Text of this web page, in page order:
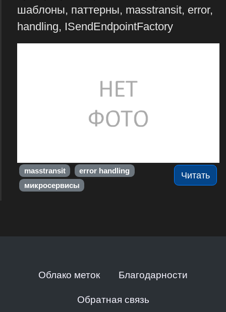
шаблоны, паттерны, masstransit, error,
handling, ISendEndpointFactory
Читать
masstransit
error handling
микросервисы
Облако меток Благодарности
Обратная связь